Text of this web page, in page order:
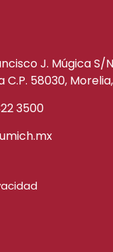
J. Múgica S/
C.P. 58030,
3500